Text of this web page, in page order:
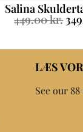
Salina
449.00kr.
LÆS
See our